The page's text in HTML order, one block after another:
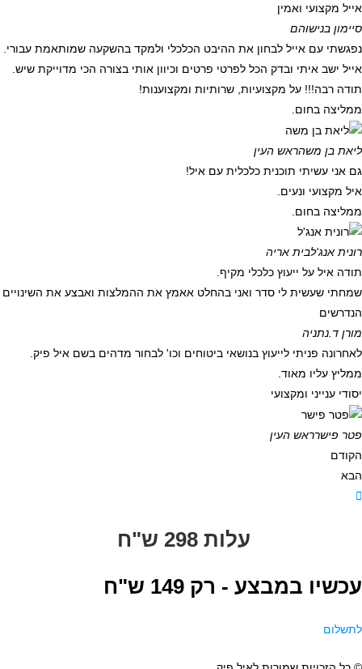
אייל מקצועי ואמין
סיימון בנישוהם
נפגשתי עם אייל לבחון את ההיבט הכלכלי ולמקד בהשקעה שמותאמת עבורי.
אייל ישב איתי ובדק הכל לפרטי פרטים וכיוון אותי בצורה הכי מדוייקת שיש.
תודה רבה!!! על מקצועיות, שרותיות ומקצוענות!
ממליצה בחום.
ליאת בן משהראש העין
גם אני עשיתי תוכנית כלכלית עם איל!
איל מקצועי ונעים.
ממליצה בחום.
רונית אנג'לבית אריה
תודה איל על ייעוץ כלכלי מקיף.
שמחתי שעשית לי סדר ואני בהחלט אאמץ את ההמלצות ואבצע את השינויים
הנדרשים
מורן ד.נתניה
לאחרונה פניתי לייעוץ בנושאי ביטוחים וכו' לבחור מדהים בשם איל פיק.
ממליץ עליו מאוד.
יסודי ענייני ומקצועי
פטר פישרראש העין
הקודם
הבא
עלות 298 ש"ח
עכשיו במבצע - רק 149 ש"ח
לתשלום